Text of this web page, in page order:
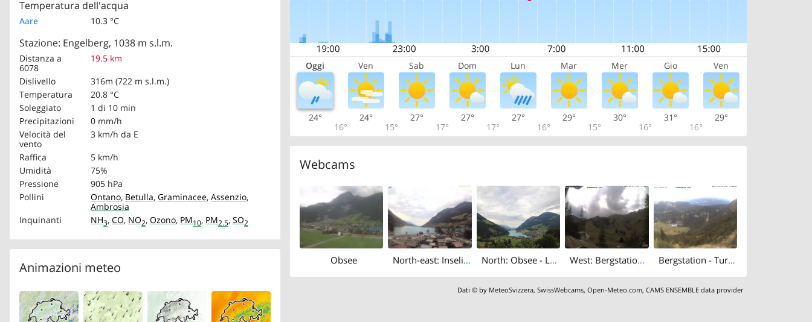
Temperatura dell'acqua
Aare 10.3 °C
Stazione: Engelberg, 1038 m s.l.m.
Distanza a
6078
19.5 km
Dislivello
316m (722 m s.l.m.)
Temperatura
20.8 °C
Soleggiato
1 di 10 min
Precipitazioni
0 mm/h
Velocità del
vento
3 km/h da E
Raffica
5 km/h
Umidità
75%
Pressione
905 hPa
Pollini
Ontano, Betulla, Graminacee, Assenzio,
Ambrosia
Inquinanti
NH3, CO, NO2, Ozono, PM10, PM2.5, SO2
Animazioni meteo
Oggi Ven Sab Dom Lun Mar Mer Gio Ven
24°
16°
24°
15°
27°
17°
27°
17°
27°
16°
29°
15°
30°
16°
31°
16°
29°
Webcams
Obsee North-east: Inseli Lungern - Lungernersee - Rot Horn North: Obsee - Lake Lungern - Fischerparadies Lungern - Mount Pilatus West: Bergstation: Bergstation - Turren Bahn Bergstation - Turren Bahn - Obwalden, Schweiz
Dati © by MeteoSvizzera,SwissWebcams,Open-Meteo.com,CAMS ENSEMBLE data provider